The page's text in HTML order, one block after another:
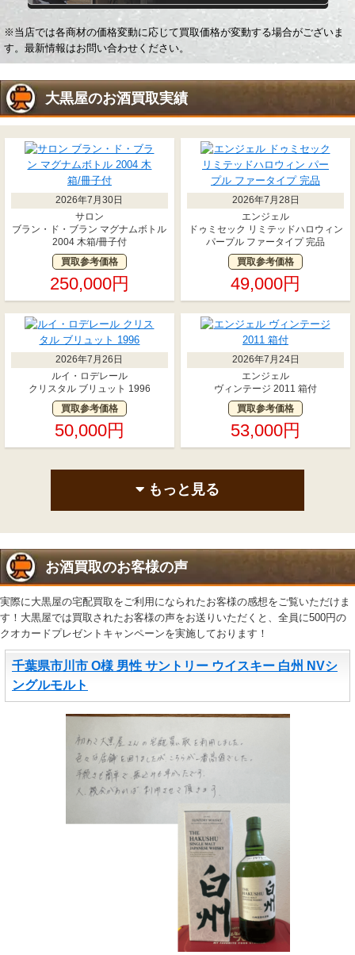
※当店では各商材の価格変動に応じて買取価格が変動する場合がございま
す。最新情報はお問い合わせください。
大黒屋のお酒買取実績
2026年7月30日
サロン
ブラン・ド・ブラン マグナムボトル
2004 木箱/冊子付
買取参考価格
250,000円
2026年7月28日
エンジェル
ドゥミセック リミテッドハロウィン
パープル ファータイプ 完品
買取参考価格
49,000円
2026年7月26日
ルイ・ロデレール
クリスタル ブリュット 1996
買取参考価格
50,000円
2026年7月24日
エンジェル
ヴィンテージ 2011 箱付
買取参考価格
53,000円
もっと見る
お酒買取のお客様の声
実際に大黒屋の宅配買取をご利用になられたお客様の感想をご覧いただけま
す！大黒屋では買取されたお客様の声をお送りいただくと、全員に500円の
クオカードプレゼントキャンペーンを実施しております！
千葉県市川市 O様 男性 サントリー ウイスキー 白州 NVシ
ングルモルト